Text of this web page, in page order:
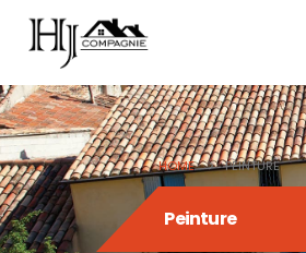
HOME PEINTURE
Peinture